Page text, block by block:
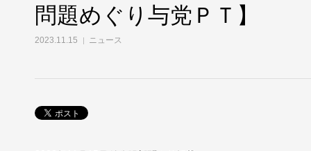
問題めぐり与党ＰＴ】
2023.11.15 ニュース